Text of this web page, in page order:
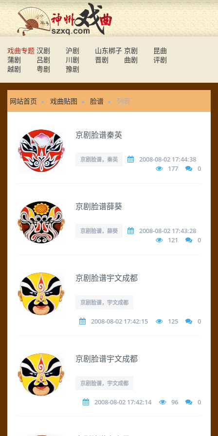
戏曲专题 汉剧 沪剧 山东梆子 京剧
昆曲
蒲剧
吕剧 川剧 晋剧 曲剧
评剧
越剧
粤剧 豫剧
网站首页 戏曲贴图 脸谱 列表
京剧脸谱秦英
京剧脸谱，秦英
2008-08-02 17:44:38
177
0
京剧脸谱薛葵
京剧脸谱，薛葵
2008-08-02 17:43:28
121
0
京剧脸谱宇文成都
京剧脸谱，宇文成都
2008-08-02 17:42:15 125 0
京剧脸谱宇文成都
京剧脸谱，宇文成都
2008-08-02 17:42:14 96 0